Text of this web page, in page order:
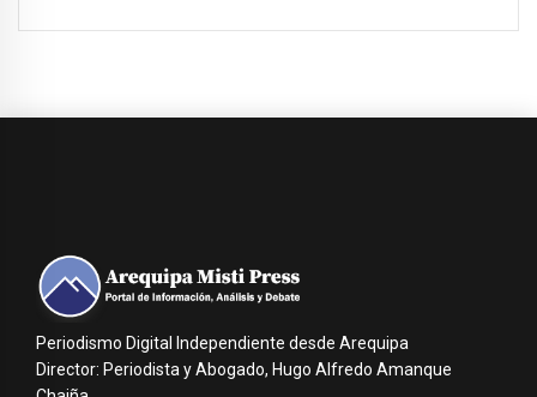
Periodismo Digital Independiente desde Arequipa
Director: Periodista y Abogado, Hugo Alfredo Amanque